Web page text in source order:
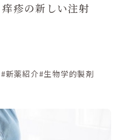
疹の新しい注射
#新薬紹介#生物学的製剤